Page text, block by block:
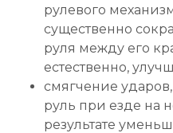
рулевого
существенно
руля между его
естественно,
смягчение
руль при езде на
результате